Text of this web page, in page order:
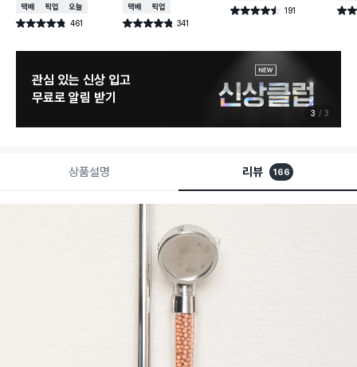
택배배송매장픽업오늘배송
별점 4.8점 461
건 작성
택배배송매장픽업
별점 4.8점 341
건 작성
별점 4.5점 191
건 작성 별점
관심 있는 신상 입고
무료로 알림 받기
3 3
상품설명 리뷰 166